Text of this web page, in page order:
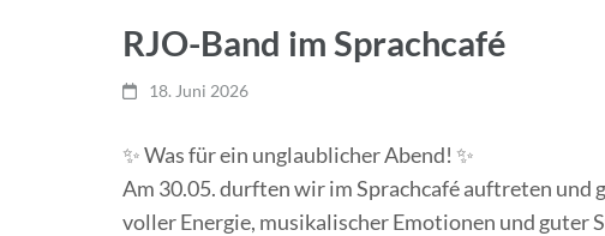
RJO-Band im Sprachcafé
18. Juni 2026
✨ Was für ein unglaublicher Abend! ✨
Am 30.05. durften wir im Sprachcafé auftreten und
voller Energie, musikalischer Emotionen und guter